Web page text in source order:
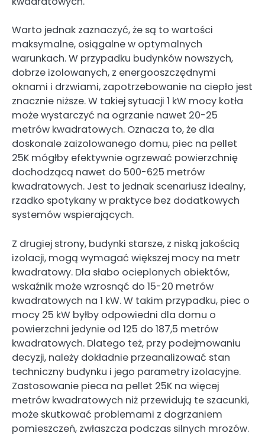
Warto jednak zaznaczyć, że są to wartości
maksymalne, osiągalne w optymalnych
warunkach. W przypadku budynków nowszych,
dobrze izolowanych, z energooszczędnymi
oknami i drzwiami, zapotrzebowanie na ciepło jest
znacznie niższe. W takiej sytuacji 1 kW mocy kotła
może wystarczyć na ogrzanie nawet 20-25
metrów kwadratowych. Oznacza to, że dla
doskonale zaizolowanego domu, piec na pellet
25K mógłby efektywnie ogrzewać powierzchnię
dochodzącą nawet do 500-625 metrów
kwadratowych. Jest to jednak scenariusz idealny,
rzadko spotykany w praktyce bez dodatkowych
systemów wspierających.
Z drugiej strony, budynki starsze, z niską jakością
izolacji, mogą wymagać większej mocy na metr
kwadratowy. Dla słabo ocieplonych obiektów,
wskaźnik może wzrosnąć do 15-20 metrów
kwadratowych na 1 kW. W takim przypadku, piec o
mocy 25 kW byłby odpowiedni dla domu o
powierzchni jedynie od 125 do 187,5 metrów
kwadratowych. Dlatego też, przy podejmowaniu
decyzji, należy dokładnie przeanalizować stan
techniczny budynku i jego parametry izolacyjne.
Zastosowanie pieca na pellet 25K na więcej
metrów kwadratowych niż przewidują te szacunki,
może skutkować problemami z dogrzaniem
pomieszczeń, zwłaszcza podczas silnych mrozów.